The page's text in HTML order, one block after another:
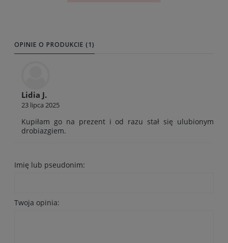
OPINIE O PRODUKCIE (1)
Lidia J.
23 lipca 2025
Kupiłam go na prezent i od razu stał się ulubionym
drobiazgiem.
Imię lub pseudonim:
Twoja opinia: